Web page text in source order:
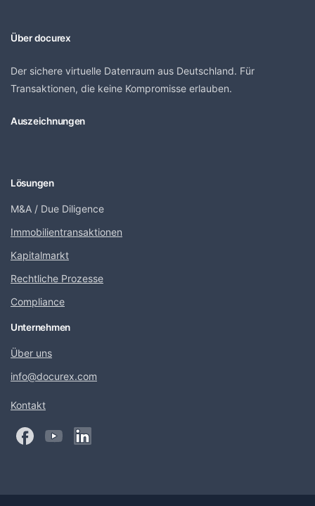
Über docurex
Der sichere virtuelle Datenraum aus Deutschland. Für
Transaktionen, die keine Kompromisse erlauben.
Auszeichnungen
Lösungen
M&A / Due Diligence
Immobilientransaktionen
Kapitalmarkt
Rechtliche Prozesse
Compliance
Unternehmen
Über uns
info@docurex.com
Kontakt